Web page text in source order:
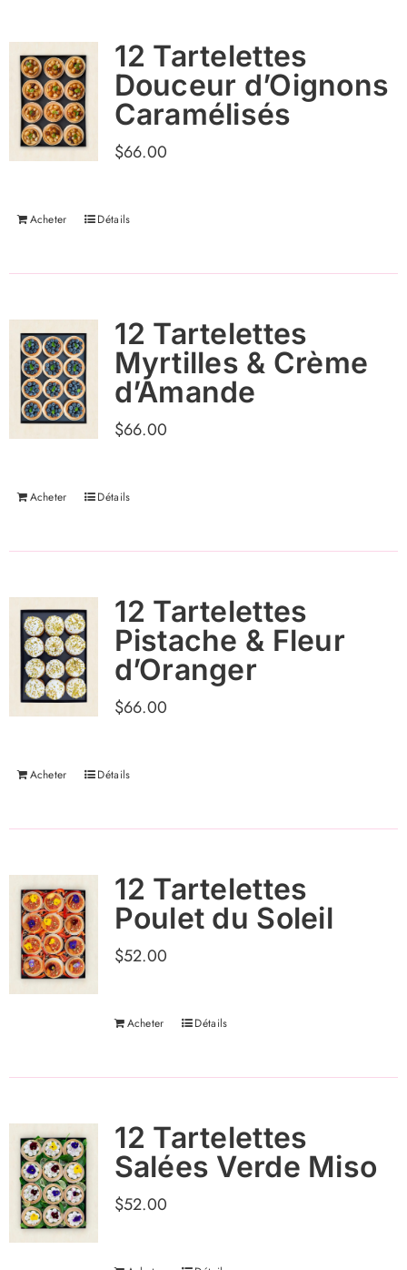
12 Tartelettes
Douceur d’Oignons
Caramélisés
$66.00
Acheter Détails
12 Tartelettes
Myrtilles & Crème
d’Amande
$66.00
Acheter Détails
12 Tartelettes
Pistache & Fleur
d’Oranger
$66.00
Acheter Détails
12 Tartelettes
Poulet du Soleil
$52.00
Acheter Détails
12 Tartelettes
Salées Verde Miso
$52.00